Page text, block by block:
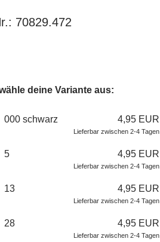
70829.472
deine Variante aus:
eine Farbe
000 schwarz 4,95 EUR
Lieferbar zwischen 2-4 Tagen
5 4,95 EUR
Lieferbar zwischen 2-4 Tagen
13 4,95 EUR
Lieferbar zwischen 2-4 Tagen
28 4,95 EUR
Lieferbar zwischen 2-4 Tagen